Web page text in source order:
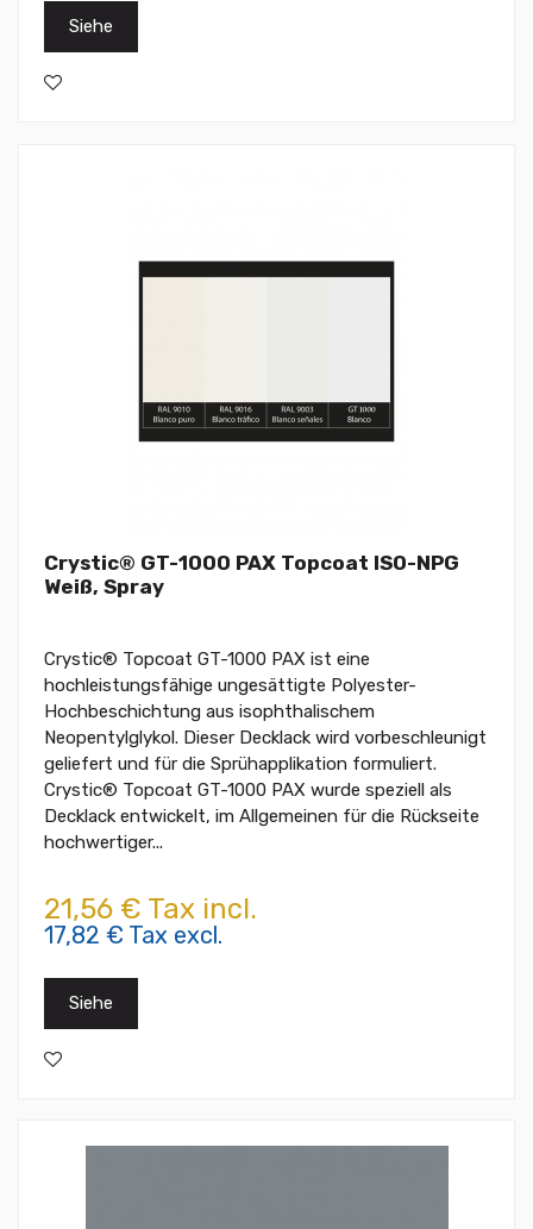
Siehe
Crystic® GT-1000 PAX Topcoat ISO-NPG
Weiß, Spray
Crystic® Topcoat GT-1000 PAX ist eine
hochleistungsfähige ungesättigte Polyester-
Hochbeschichtung aus isophthalischem
Neopentylglykol. Dieser Decklack wird vorbeschleunigt
geliefert und für die Sprühapplikation formuliert.
Crystic® Topcoat GT-1000 PAX wurde speziell als
Decklack entwickelt, im Allgemeinen für die Rückseite
hochwertiger...
21,56 € Tax incl.
17,82 € Tax excl.
Siehe